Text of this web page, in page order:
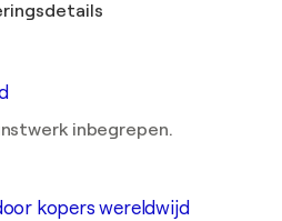
inbegrepen.
kopers wereldwijd